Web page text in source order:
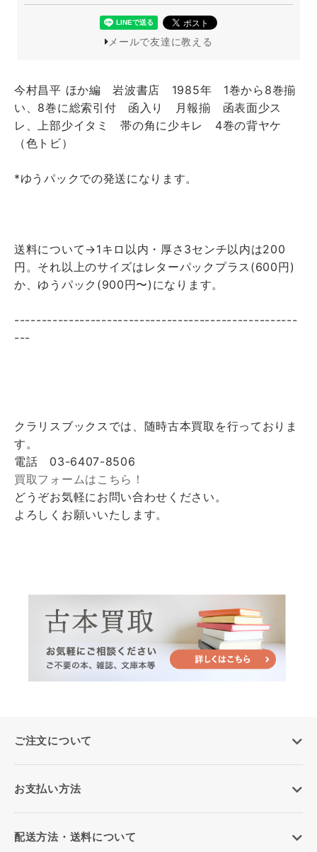
メールで友達に教える
今村昌平 ほか編 岩波書店 1985年 1巻から8巻揃
い、8巻に総索引付 函入り 月報揃 函表面少ス
レ、上部少イタミ 帯の角に少キレ 4巻の背ヤケ
（色トビ）
*ゆうパックでの発送になります。
送料について→1キロ以内・厚さ3センチ以内は200
円。それ以上のサイズはレターパックプラス(600円)
か、ゆうパック(900円〜)になります。
----------------------------------------------------
---
クラリスブックスでは、随時古本買取を行っておりま
す。
電話 03-6407-8506
買取フォームはこちら！
どうぞお気軽にお問い合わせください。
よろしくお願いいたします。
ご注文について
お支払い方法
配送方法・送料について